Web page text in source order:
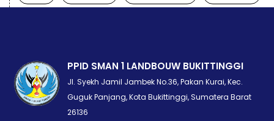
PPID SMAN 1 LANDBOUW BUKITTINGGI
Jl. Syekh Jamil Jambek No.36, Pakan Kurai, Kec.
Guguk Panjang, Kota Bukittinggi, Sumatera Barat
26136